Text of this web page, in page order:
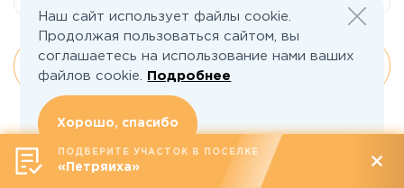
Оставить отзыв
Наш сайт использует файлы cookie.
Продолжая пользоваться сайтом, вы
соглашаетесь на использование нами ваших
файлов cookie.
Подробнее
Хорошо, спасибо
ПОДБЕРИТЕ УЧАСТОК В ПОСЕЛКЕ
«Петряиха»